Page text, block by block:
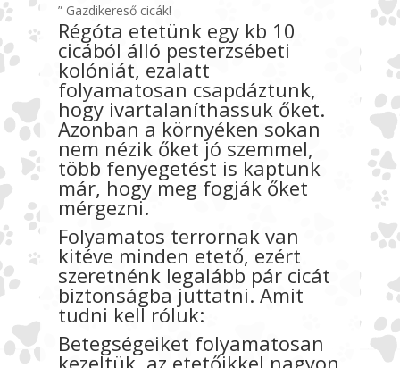
” Gazdikereső cicák!
Régóta etetünk egy kb 10
cicából álló pesterzsébeti
kolóniát, ezalatt
folyamatosan csapdáztunk,
hogy ivartalaníthassuk őket.
Azonban a környéken sokan
nem nézik őket jó szemmel,
több fenyegetést is kaptunk
már, hogy meg fogják őket
mérgezni.
Folyamatos terrornak van
kitéve minden etető, ezért
szeretnénk legalább pár cicát
biztonságba juttatni. Amit
tudni kell róluk:
Betegségeiket folyamatosan
kezeltük, az etetőikkel nagyon